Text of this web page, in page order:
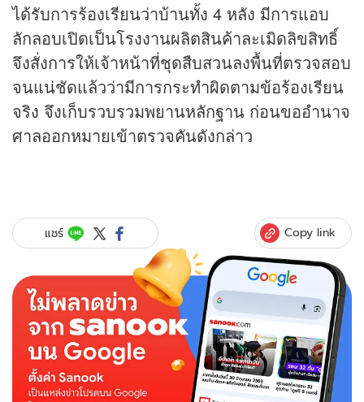
ได้รับการร้องเรียนว่าบ้านทั้ง 4 หลัง มีการแอบ
ลักลอบเปิดเป็นโรงงานผลิตสินค้าละเมิดลิขสิทธิ์
จึงสั่งการให้เจ้าหน้าที่ชุดสืบสวนลงพื้นที่ตรวจสอบ
จนแน่ชัดแล้วว่ามีการกระทำผิดตามข้อร้องเรียน
จริง จึงเก็บรวบรวมพยานหลักฐาน ก่อนขออำนาจ
ศาลออกหมายเข้าตรวจคันดังกล่าว
แชร์ Copy link